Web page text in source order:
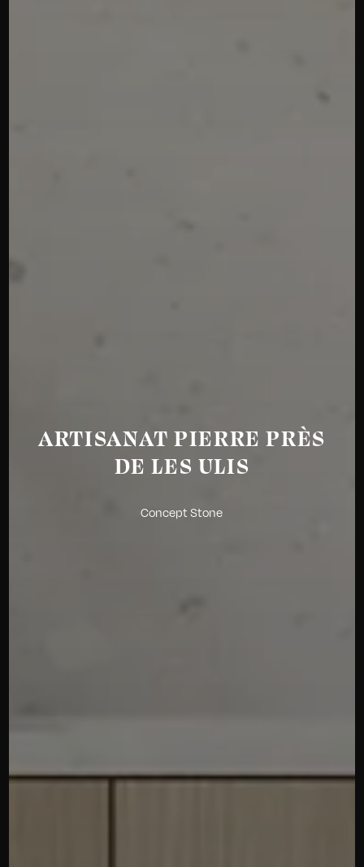
ARTISANAT PIERRE PRÈS
DE LES ULIS
Concept Stone